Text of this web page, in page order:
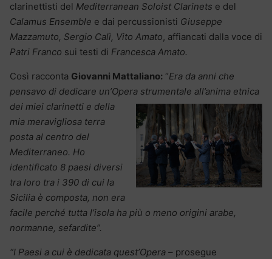
clarinettisti del Mediterranean Soloist Clarinets e del
Calamus Ensemble e dai percussionisti Giuseppe
Mazzamuto, Sergio Calì, Vito Amato, affiancati dalla voce di
Patri Franco sui testi di Francesca Amato.
Così racconta Giovanni Mattaliano: “Era da anni che
pensavo di dedicare un’Opera strumentale all’anima etnica
dei miei clarinetti e della
mia meravigliosa terra
posta al centro del
Mediterraneo. Ho
identificato 8 paesi diversi
tra loro tra i 390 di cui la
Sicilia è composta, non era
facile perché tutta l’isola ha più o meno origini arabe,
normanne, sefardite”.
“I Paesi a cui è dedicata quest’Opera – prosegue